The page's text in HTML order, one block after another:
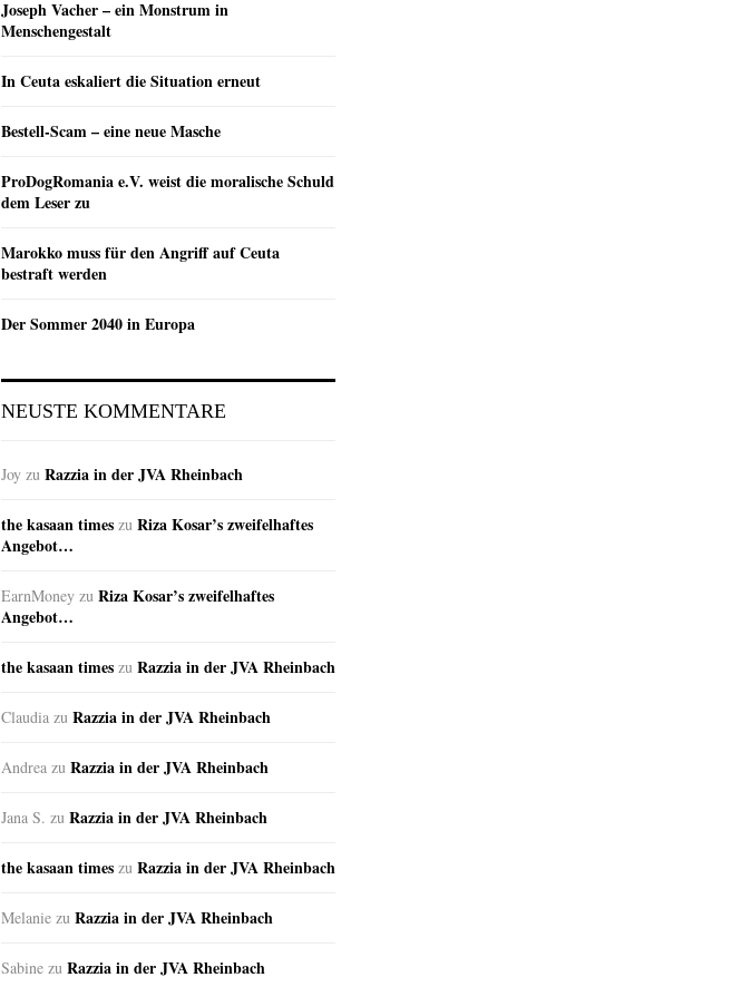
Joseph Vacher – ein Monstrum in
Menschengestalt
In Ceuta eskaliert die Situation erneut
Bestell-Scam – eine neue Masche
ProDogRomania e.V. weist die moralische Schuld
dem Leser zu
Marokko muss für den Angriff auf Ceuta
bestraft werden
Der Sommer 2040 in Europa
NEUSTE KOMMENTARE
Joy zu Razzia in der JVA Rheinbach
the kasaan times zu Riza Kosar’s zweifelhaftes
Angebot…
EarnMoney zu Riza Kosar’s zweifelhaftes
Angebot…
the kasaan times zu Razzia in der JVA Rheinbach
Claudia zu Razzia in der JVA Rheinbach
Andrea zu Razzia in der JVA Rheinbach
Jana S. zu Razzia in der JVA Rheinbach
the kasaan times zu Razzia in der JVA Rheinbach
Melanie zu Razzia in der JVA Rheinbach
Sabine zu Razzia in der JVA Rheinbach